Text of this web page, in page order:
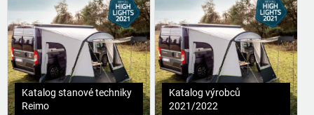
Katalog stanové techniky
Reimo
Katalog výrobců
2021/2022